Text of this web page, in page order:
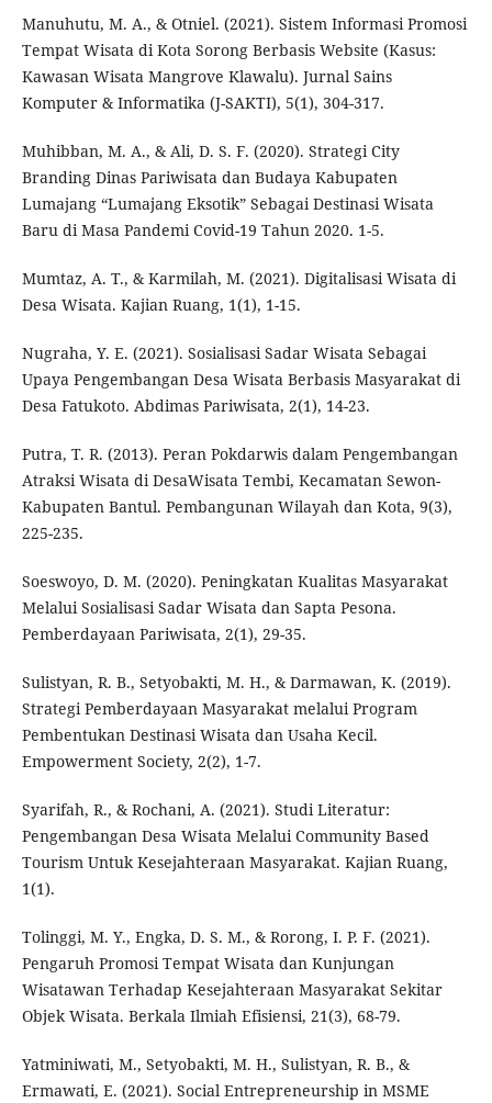
Manuhutu, M. A., & Otniel. (2021). Sistem Informasi Promosi
Tempat Wisata di Kota Sorong Berbasis Website (Kasus:
Kawasan Wisata Mangrove Klawalu). Jurnal Sains
Komputer & Informatika (J-SAKTI), 5(1), 304-317.
Muhibban, M. A., & Ali, D. S. F. (2020). Strategi City
Branding Dinas Pariwisata dan Budaya Kabupaten
Lumajang “Lumajang Eksotik” Sebagai Destinasi Wisata
Baru di Masa Pandemi Covid-19 Tahun 2020. 1-5.
Mumtaz, A. T., & Karmilah, M. (2021). Digitalisasi Wisata di
Desa Wisata. Kajian Ruang, 1(1), 1-15.
Nugraha, Y. E. (2021). Sosialisasi Sadar Wisata Sebagai
Upaya Pengembangan Desa Wisata Berbasis Masyarakat di
Desa Fatukoto. Abdimas Pariwisata, 2(1), 14-23.
Putra, T. R. (2013). Peran Pokdarwis dalam Pengembangan
Atraksi Wisata di DesaWisata Tembi, Kecamatan Sewon-
Kabupaten Bantul. Pembangunan Wilayah dan Kota, 9(3),
225-235.
Soeswoyo, D. M. (2020). Peningkatan Kualitas Masyarakat
Melalui Sosialisasi Sadar Wisata dan Sapta Pesona.
Pemberdayaan Pariwisata, 2(1), 29-35.
Sulistyan, R. B., Setyobakti, M. H., & Darmawan, K. (2019).
Strategi Pemberdayaan Masyarakat melalui Program
Pembentukan Destinasi Wisata dan Usaha Kecil.
Empowerment Society, 2(2), 1-7.
Syarifah, R., & Rochani, A. (2021). Studi Literatur:
Pengembangan Desa Wisata Melalui Community Based
Tourism Untuk Kesejahteraan Masyarakat. Kajian Ruang,
1(1).
Tolinggi, M. Y., Engka, D. S. M., & Rorong, I. P. F. (2021).
Pengaruh Promosi Tempat Wisata dan Kunjungan
Wisatawan Terhadap Kesejahteraan Masyarakat Sekitar
Objek Wisata. Berkala Ilmiah Efisiensi, 21(3), 68-79.
Yatminiwati, M., Setyobakti, M. H., Sulistyan, R. B., &
Ermawati, E. (2021). Social Entrepreneurship in MSME